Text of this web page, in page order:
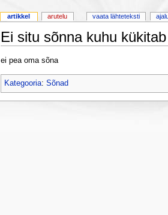
Ei situ sõnna kuhu kükitab
ei pea oma sõna
Kategooria: Sõnad
artikkel arutelu vaata lähteteksti